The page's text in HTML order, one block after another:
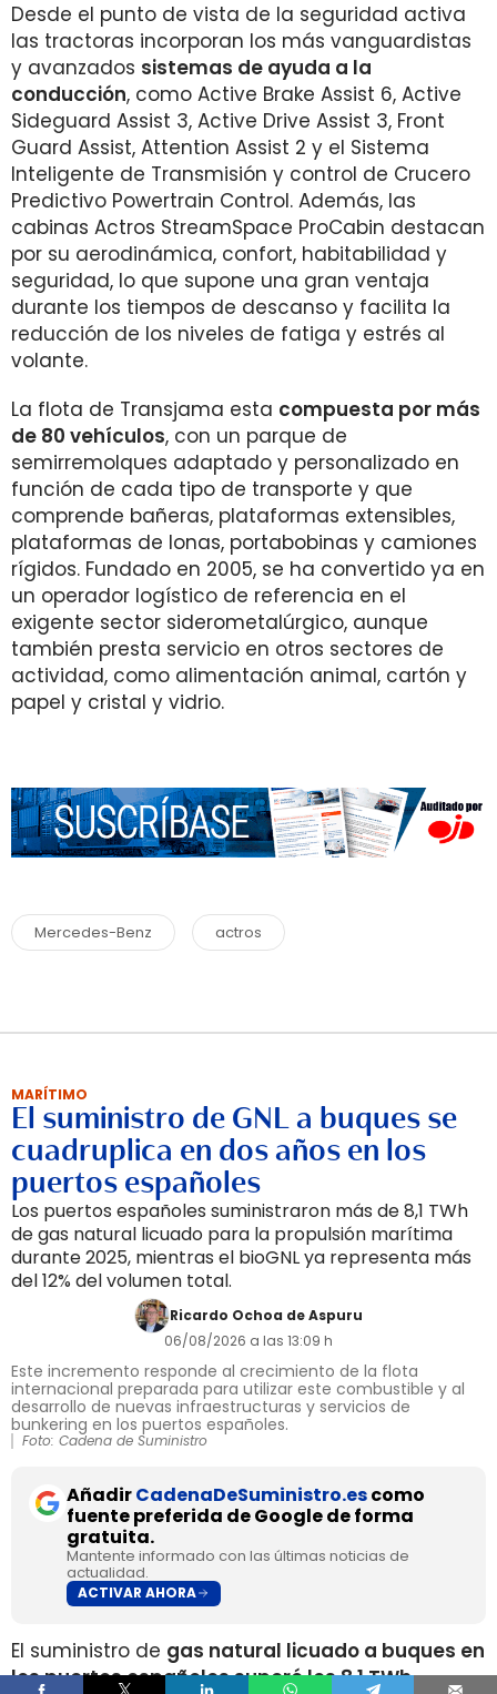
Desde el punto de vista de la seguridad activa
las tractoras incorporan los más vanguardistas
y avanzados sistemas de ayuda a la
conducción, como Active Brake Assist 6, Active
Sideguard Assist 3, Active Drive Assist 3, Front
Guard Assist, Attention Assist 2 y el Sistema
Inteligente de Transmisión y control de Crucero
Predictivo Powertrain Control. Además, las
cabinas Actros StreamSpace ProCabin destacan
por su aerodinámica, confort, habitabilidad y
seguridad, lo que supone una gran ventaja
durante los tiempos de descanso y facilita la
reducción de los niveles de fatiga y estrés al
volante.
La flota de Transjama esta compuesta por más
de 80 vehículos, con un parque de
semirremolques adaptado y personalizado en
función de cada tipo de transporte y que
comprende bañeras, plataformas extensibles,
plataformas de lonas, portabobinas y camiones
rígidos. Fundado en 2005, se ha convertido ya en
un operador logístico de referencia en el
exigente sector siderometalúrgico, aunque
también presta servicio en otros sectores de
actividad, como alimentación animal, cartón y
papel y cristal y vidrio.
Mercedes-Benz actros
MARÍTIMO
El suministro de GNL a buques se
cuadruplica en dos años en los
puertos españoles
Los puertos españoles suministraron más de 8,1 TWh
de gas natural licuado para la propulsión marítima
durante 2025, mientras el bioGNL ya representa más
del 12% del volumen total.
Ricardo Ochoa de Aspuru
06/08/2026 a las 13:09 h
Este incremento responde al crecimiento de la flota
internacional preparada para utilizar este combustible y al
desarrollo de nuevas infraestructuras y servicios de
bunkering en los puertos españoles.
Foto: Cadena de Suministro
AñadirCadenaDeSuministro.escomo
fuente preferida de Google de forma
gratuita.
Mantente informado con las últimas noticias de
actualidad.
ACTIVAR AHORA
El suministro de gas natural licuado a buques en
los puertos españoles superó los 8,1 TWh